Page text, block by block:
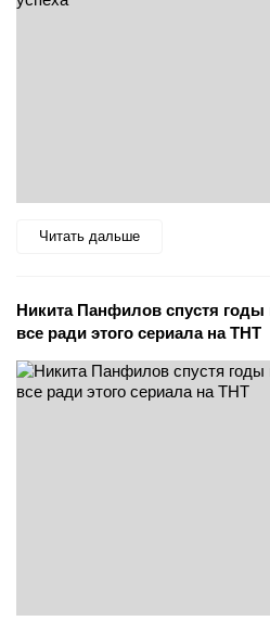
Читать дальше
Никита Панфилов спустя
все ради этого сериала на ТНТ